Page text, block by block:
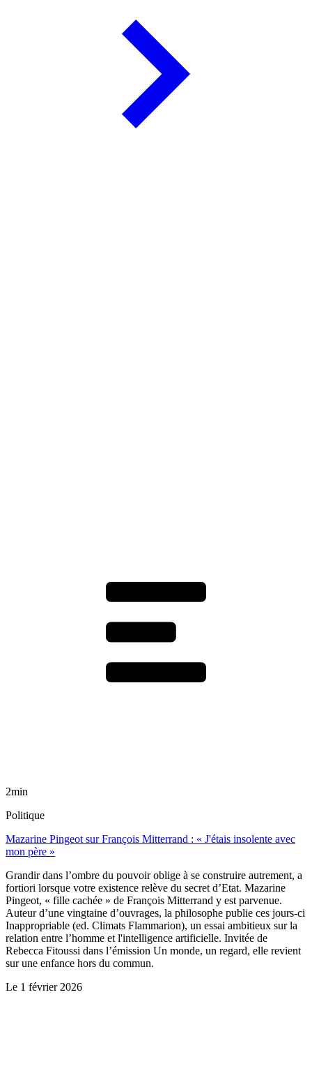
2min
Politique
Mazarine Pingeot sur François Mitterrand : « J'étais insolente avec
mon père »
Grandir dans l’ombre du pouvoir oblige à se construire autrement, a
fortiori lorsque votre existence relève du secret d’Etat. Mazarine
Pingeot, « fille cachée » de François Mitterrand y est parvenue.
Auteur d’une vingtaine d’ouvrages, la philosophe publie ces jours-ci
Inappropriable (ed. Climats Flammarion), un essai ambitieux sur la
relation entre l’homme et l'intelligence artificielle. Invitée de
Rebecca Fitoussi dans l’émission Un monde, un regard, elle revient
sur une enfance hors du commun.
Le 1 février 2026